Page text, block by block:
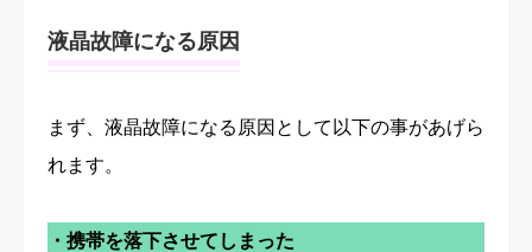
液晶故障になる原因
まず、液晶故障になる原因として以下の事があげら
れます。
・携帯を落下させてしまった